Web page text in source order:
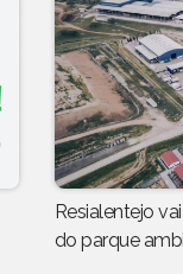
Resialentejo
do parque